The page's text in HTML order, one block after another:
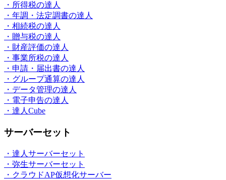
・所得税の達人
・年調・法定調書の達人
・相続税の達人
・贈与税の達人
・財産評価の達人
・事業所税の達人
・申請・届出書の達人
・グループ通算の達人
・データ管理の達人
・電子申告の達人
・達人Cube
サーバーセット
・達人サーバーセット
・弥生サーバーセット
・クラウドAP仮想化サーバー